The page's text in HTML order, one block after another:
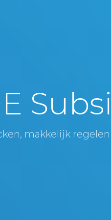
makkelijk regelen